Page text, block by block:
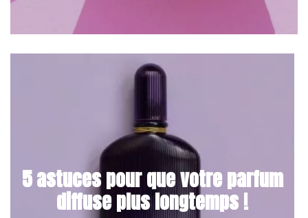
5 astuces pour que votre parfum
diffuse plus longtemps !